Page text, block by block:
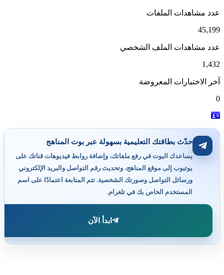
عدد مشاهدات الملفات
45,199
عدد مشاهدات الملف الشخصي
1,432
آخر الاختبارات المعروضة
0
حدّث بطاقتك التعليمية بسهولة عبر بوت المناهج
يساعدك البوت في رفع ملفاتك، وإضافة روابط فيديوهات قناتك على
يوتيوب إلى موقع المناهج، وتحديث رقم التواصل والبريد الإلكتروني
ورسائل التواصل وصورتك الشخصية. تتم المتابعة اعتمادًا على اسم
المستخدم الخاص بك في تلغرام.
ابدأ الآن